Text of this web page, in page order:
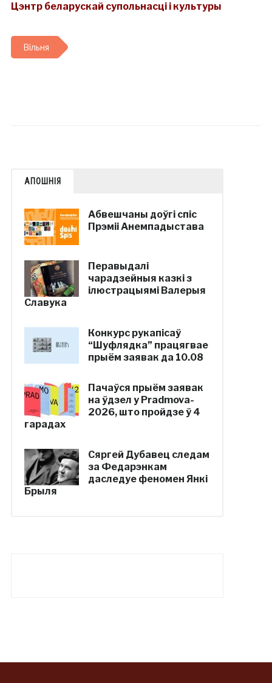
Цэнтр беларускай супольнасці і культуры
Вільня
АПОШНІЯ
Абвешчаны доўгі спіс
Прэміі Анемпадыстава
Перавыдалі
чарадзейныя казкі з
ілюстрацыямі Валерыя
Славука
Конкурс рукапісаў
“Шуфлядка” працягвае
прыём заявак да 10.08
Пачаўся прыём заявак
на ўдзел у Pradmova-
2026, што пройдзе ў 4
гарадах
Сяргей Дубавец следам
за Федарэнкам
даследуе феномен Янкі
Брыля